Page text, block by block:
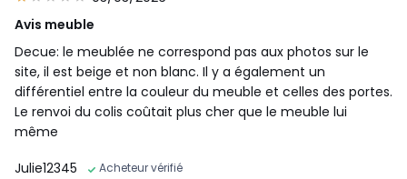
Avis meuble
Decue: le meublée ne correspond pas aux photos sur le
site, il est beige et non blanc. Il y a également un
différentiel entre la couleur du meuble et celles des portes.
Le renvoi du colis coûtait plus cher que le meuble lui
même
Julie12345
Acheteur vérifié